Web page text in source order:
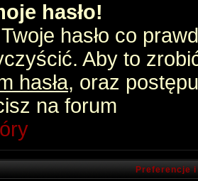
hasło!
hasło co
Aby to
hasła, oraz
na forum
Preferencje